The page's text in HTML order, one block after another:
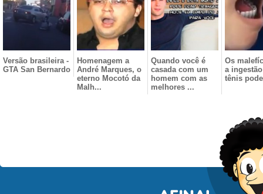
Versão brasileira -
GTA San Bernardo
Homenagem a
André Marques, o
eterno Mocotó da
Malh...
Quando você é
casada com um
homem com as
melhores ...
Os
a
tênis